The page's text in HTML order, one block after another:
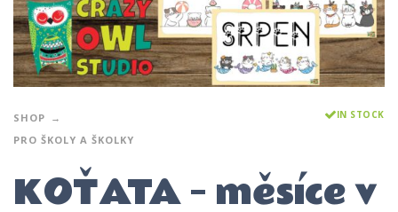
SHOP
PRO ŠKOLY A ŠKOLKY
IN STOCK
KOŤATA – měsíce v